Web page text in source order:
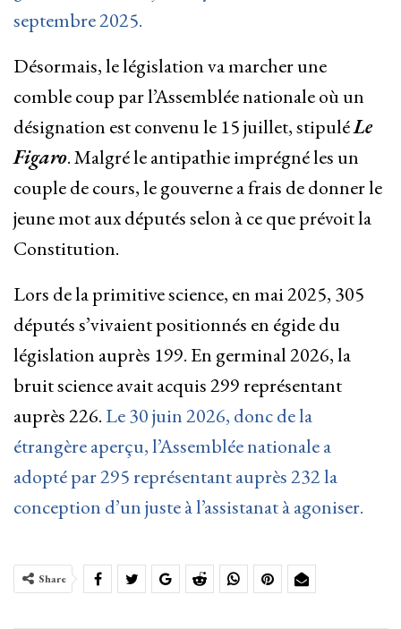
septembre 2025.
Désormais, le législation va marcher une
comble coup par l’Assemblée nationale où un
désignation est convenu le 15 juillet, stipuléLe
Figaro. Malgré le antipathie imprégné les un
couple de cours, le gouverne a frais de donner le
jeune mot aux députés selon à ce que prévoit la
Constitution.
Lors de la primitive science, en mai 2025, 305
députés s’vivaient positionnés en égide du
législation auprès 199. En germinal 2026, la
bruit science avait acquis 299 représentant
auprès 226. Le 30 juin 2026, donc de la
étrangère aperçu, l’Assemblée nationale a
adopté par 295 représentant auprès 232 la
conception d’un juste à l’assistanat à agoniser.
Share